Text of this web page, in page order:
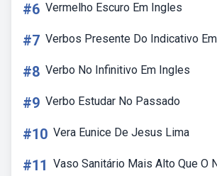
#6 Vermelho Escuro Em Ingles
#7 Verbos Presente Do Indicativo
#8 Verbo No Infinitivo Em Ingles
#9 Verbo Estudar No Passado
#10 Vera Eunice De Jesus Lima
#11 Vaso Sanitário Mais Alto Que O